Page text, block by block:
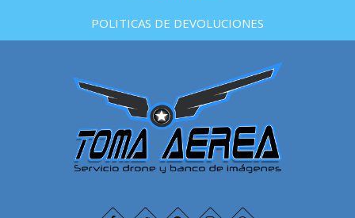
POLITICAS DE DEVOLUCIONES